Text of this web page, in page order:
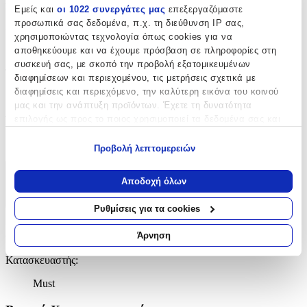
Εμείς και οι 1022 συνεργάτες μας επεξεργαζόμαστε
προσωπικά σας δεδομένα, π.χ. τη διεύθυνση IP σας,
χρησιμοποιώντας τεχνολογία όπως cookies για να
αποθηκεύουμε και να έχουμε πρόσβαση σε πληροφορίες στη
συσκευή σας, με σκοπό την προβολή εξατομικευμένων
διαφημίσεων και περιεχομένου, τις μετρήσεις σχετικά με
διαφημίσεις και περιεχόμενο, την καλύτερη εικόνα του κοινού
μας και την ανάπτυξη προϊόντων. Έχετε τη δυνατότητα
Να συλλέξουμε πληροφορίες σχετικά με τη γεωγραφική
σας τοποθεσία, οι οποίες μπορεί να είναι ακριβείς σε
απόσταση μερικών μέτρων
Να αναγνωρίσουμε τη συσκευή σας σαρώνοντας ενεργά
για συγκεκριμένα χαρακτηριστικά (δακτυλικό αποτύπωμα)
Μάθετε περισσότερα σχετικά με τον τρόπο επεξεργασίας των
προσωπικών σας δεδομένων και καθορίστε τις προτιμήσεις σας
ανακαλέσετε τη συγκατάθεσή σας ανά πάσα στιγμή από τη
Προβολή λεπτομερειών
Αποδοχή όλων
Ρυθμίσεις για τα cookies
Άρνηση
Χρώμα:
Πολύχρωμο
Τύπος
Τρόλεϊ
+
Χαρακτηριστικά
Κατασκευαστής:
Must